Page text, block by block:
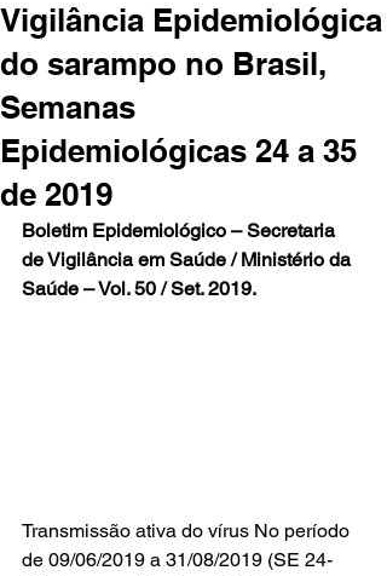
Vigilância Epidemiológica
do sarampo no Brasil,
Semanas
Epidemiológicas 24 a 35
de 2019
Boletim Epidemiológico – Secretaria
de Vigilância em Saúde / Ministério da
Saúde – Vol. 50 / Set. 2019.
Transmissão ativa do vírus No período
de 09/06/2019 a 31/08/2019 (SE 24-